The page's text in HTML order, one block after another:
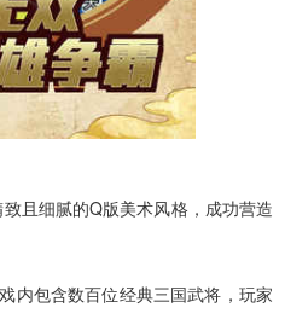
且细腻的Q版美术风格，成功营造
内包含数百位经典三国武将，玩家